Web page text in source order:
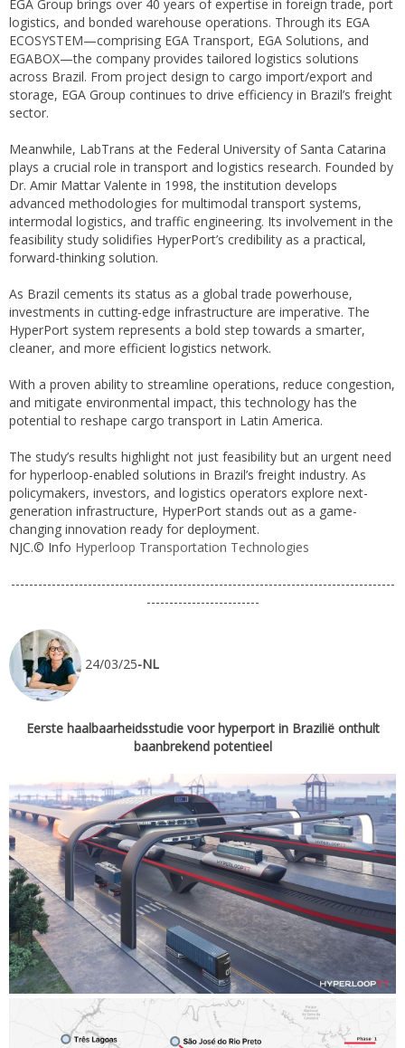
EGA Group brings over 40 years of expertise in foreign trade, port
logistics, and bonded warehouse operations. Through its EGA
ECOSYSTEM—comprising EGA Transport, EGA Solutions, and
EGABOX—the company provides tailored logistics solutions
across Brazil. From project design to cargo import/export and
storage, EGA Group continues to drive efficiency in Brazil’s freight
sector.
Meanwhile, LabTrans at the Federal University of Santa Catarina
plays a crucial role in transport and logistics research. Founded by
Dr. Amir Mattar Valente in 1998, the institution develops
advanced methodologies for multimodal transport systems,
intermodal logistics, and traffic engineering. Its involvement in the
feasibility study solidifies HyperPort’s credibility as a practical,
forward-thinking solution.
As Brazil cements its status as a global trade powerhouse,
investments in cutting-edge infrastructure are imperative. The
HyperPort system represents a bold step towards a smarter,
cleaner, and more efficient logistics network.
With a proven ability to streamline operations, reduce congestion,
and mitigate environmental impact, this technology has the
potential to reshape cargo transport in Latin America.
The study’s results highlight not just feasibility but an urgent need
for hyperloop-enabled solutions in Brazil’s freight industry. As
policymakers, investors, and logistics operators explore next-
generation infrastructure, HyperPort stands out as a game-
changing innovation ready for deployment.
NJC.© Info Hyperloop Transportation Technologies
-------------------------------------------------------------------------------------
-------------------------
24/03/25-NL
Eerste haalbaarheidsstudie voor hyperport in Brazilië onthult
baanbrekend potentieel